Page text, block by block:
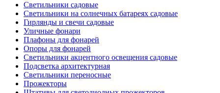
Светильники садовые
Светильники на солнечных батареях садовые
Гирлянды и свечи садовые
Уличные фонари
Плафоны для фонарей
Опоры для фонарей
Светильники акцентного освещения садовые
Подсветка архитектурная
Светильники переносные
Прожекторы